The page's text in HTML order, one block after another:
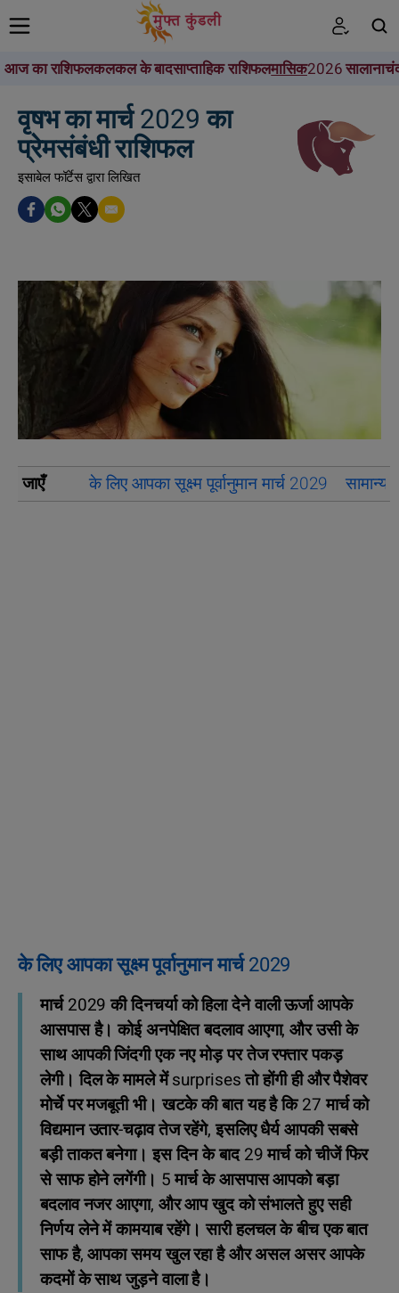
आज का राशिफलकलकल के बादसाप्ताहिक राशिफलमासिक2026 सालाना
वृषभ का मार्च 2029 का
प्रेमसंबंधी राशिफल
इसाबेल फॉर्टेस द्वारा लिखित
जाएँ के लिए आपका सूक्ष्म पूर्वानुमान मार्च 2029 सामान्य
के लिए आपका सूक्ष्म पूर्वानुमान मार्च 2029
मार्च 2029 की दिनचर्या को हिला देने वाली ऊर्जा आपके
आसपास है। कोई अनपेक्षित बदलाव आएगा, और उसी के
साथ आपकी जिंदगी एक नए मोड़ पर तेज रफ्तार पकड़
लेगी। दिल के मामले में surprises तो होंगी ही और पैशेवर
मोर्चे पर मजबूती भी। खटके की बात यह है कि 27 मार्च को
विद्यमान उतार-चढ़ाव तेज रहेंगे, इसलिए धैर्य आपकी सबसे
बड़ी ताकत बनेगा। इस दिन के बाद 29 मार्च को चीजें फिर
से साफ होने लगेंगी। 5 मार्च के आसपास आपको बड़ा
बदलाव नजर आएगा, और आप खुद को संभालते हुए सही
निर्णय लेने में कामयाब रहेंगे। सारी हलचल के बीच एक बात
साफ है, आपका समय खुल रहा है और असल असर आपके
कदमों के साथ जुड़ने वाला है।